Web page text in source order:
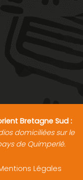
Bretagne Sud :
domiciliées sur le
de Quimperlé.
Légales